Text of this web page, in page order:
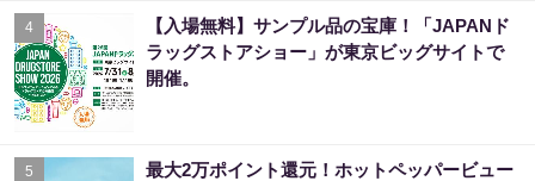
4
【入場無料】サンプル品の宝庫！「JAPANド
ラッグストアショー」が東京ビッグサイトで
開催。
5
最大2万ポイント還元！ホットペッパービュー